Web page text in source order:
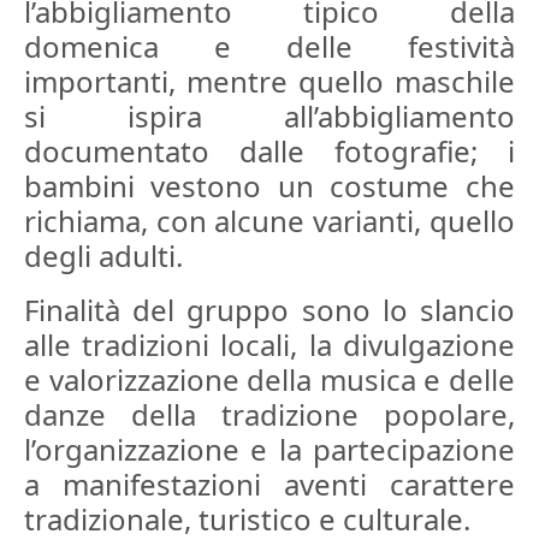
l’abbigliamento tipico della
domenica e delle festività
importanti, mentre quello maschile
si ispira all’abbigliamento
documentato dalle fotografie; i
bambini vestono un costume che
richiama, con alcune varianti, quello
degli adulti.
Finalità del gruppo sono lo slancio
alle tradizioni locali, la divulgazione
e valorizzazione della musica e delle
danze della tradizione popolare,
l’organizzazione e la partecipazione
a manifestazioni aventi carattere
tradizionale, turistico e culturale.